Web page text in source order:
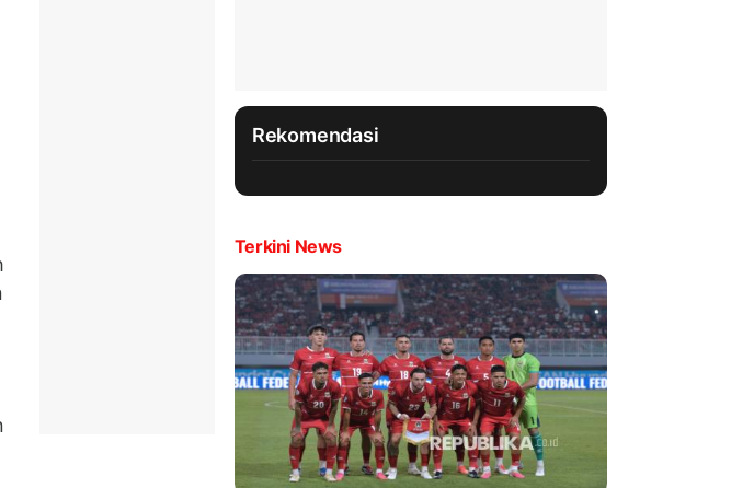
Rekomendasi
Terkini News